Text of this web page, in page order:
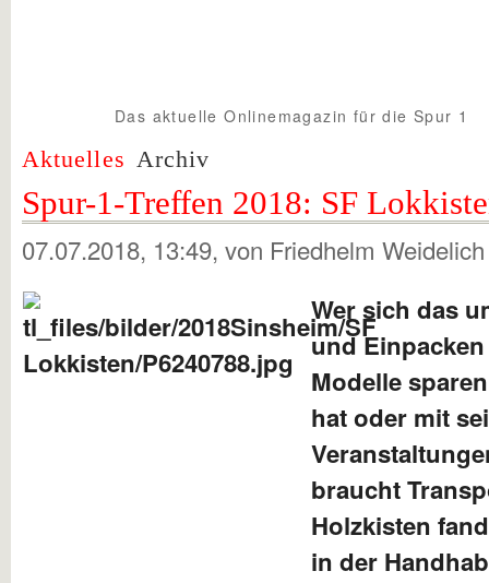
Aktuelles Archiv
Das aktuelle Onlinemagazin für die Spur 1
Spur1info.com
Spur-1-Treffen 2018: SF
07.07.2018, 13:49, von Friedhelm
Wer sich das
und
Modelle
hat oder mit
braucht
Holzkisten
in der